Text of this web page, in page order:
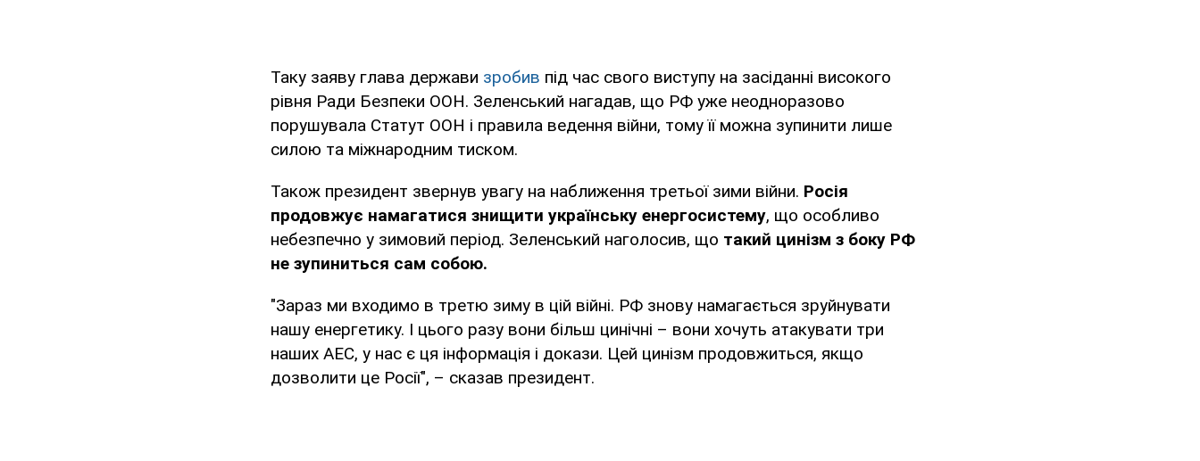
Таку заяву глава держави зробив під час свого виступу на засіданні високого
рівня Ради Безпеки ООН. Зеленський нагадав, що РФ уже неодноразово
порушувала Статут ООН і правила ведення війни, тому її можна зупинити лише
силою та міжнародним тиском.
Також президент звернув увагу на наближення третьої зими війни. Росія
продовжує намагатися знищити українську енергосистему, що особливо
небезпечно у зимовий період. Зеленський наголосив, що такий цинізм з боку РФ
не зупиниться сам собою.
"Зараз ми входимо в третю зиму в цій війні. РФ знову намагається зруйнувати
нашу енергетику. І цього разу вони більш цинічні – вони хочуть атакувати три
наших АЕС, у нас є ця інформація і докази. Цей цинізм продовжиться, якщо
дозволити це Росії", – сказав президент.